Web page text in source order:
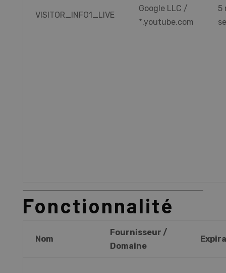
VISITOR_INFO1_LIVE
Google LLC /
*.youtube.com
5
Fonctionnalité
Nom
Fournisseur /
Domaine